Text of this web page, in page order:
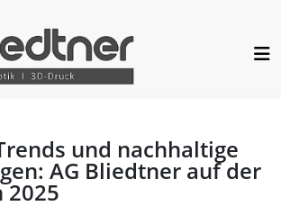
und nachhaltige
AG Bliedtner auf der
2025